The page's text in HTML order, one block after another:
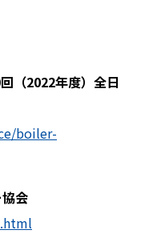
回（2022年度）全日
boiler-
会